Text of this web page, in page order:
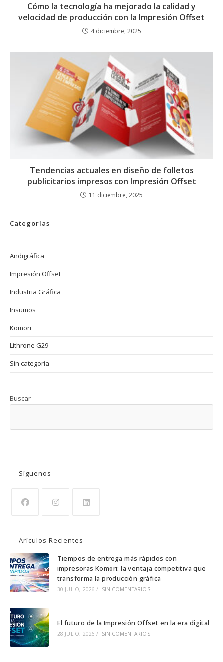
Cómo la tecnología ha mejorado la calidad y
velocidad de producción con la Impresión Offset
4 diciembre, 2025
Tendencias actuales en diseño de folletos
publicitarios impresos con Impresión Offset
11 diciembre, 2025
Categorías
Andigráfica
Impresión Offset
Industria Gráfica
Insumos
Komori
Lithrone G29
Sin categoría
Buscar
Síguenos
Arículos Recientes
Tiempos de entrega más rápidos con
impresoras Komori: la ventaja competitiva que
transforma la producción gráfica
30 JULIO, 2026 / SIN COMENTARIOS
El futuro de la Impresión Offset en la era digital
28 JULIO, 2026 / SIN COMENTARIOS